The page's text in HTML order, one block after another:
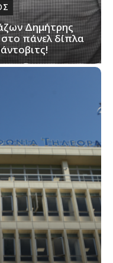
Δημήτρης
στο πάνελ δίπλα